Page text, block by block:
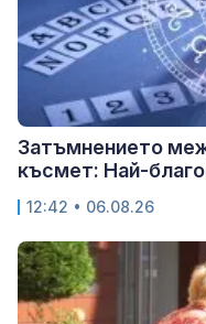
Затъмнението
късмет: Най-
12:42 • 06.08.26